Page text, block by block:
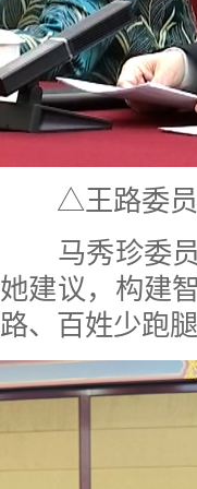
△王路委员
马秀珍委员
她建议，构建
路、百姓少跑